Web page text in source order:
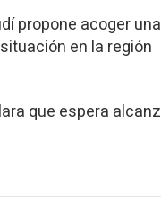
propone acoger
en la región
que espera